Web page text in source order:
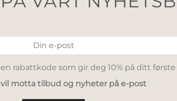
rabattkode som gir deg 10% på ditt
vil motta tilbud og nyheter på e-post